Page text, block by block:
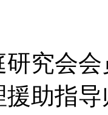
研究会会
助指导